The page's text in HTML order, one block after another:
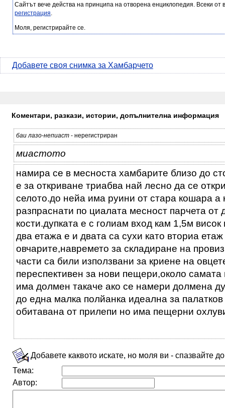
Сайтът вече действа на принципа на отворена енциклопедия. Всеки
регистрация.
Моля, регистрирайте се.
Добавете своя снимка за Хамбарчето
Коментари, разкази, истории, допълнителна информация
баи лазо-непиаст - нерегистриран
миастото
намира се в месноста хамбарите близо до
е за откриване триабва най лесно да се
селото.до нейа има руини от стара кошара а
разпраснати по циалата месност парчета от
кости.дупката е с голиам вход кам 1,5м
два етажа е и двата са сухи като вториа
овчарите,навремето за складиране на
части са били използвани за криене на
переспективен за нови пещери,около
има долмен такаче ако се намери долмена
до една малка полйанка идеална за
обитавана от прилепи но има пещерни
Добавете каквото искате, но моля ви - спазвайте
Тема:
Автор: